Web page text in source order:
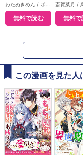
無料で読む 無料で
この漫画を見た